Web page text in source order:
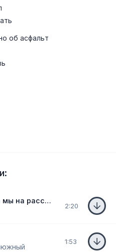
об асфальт
Я рядом даже когда мы на расстоянии
2:20
1:53